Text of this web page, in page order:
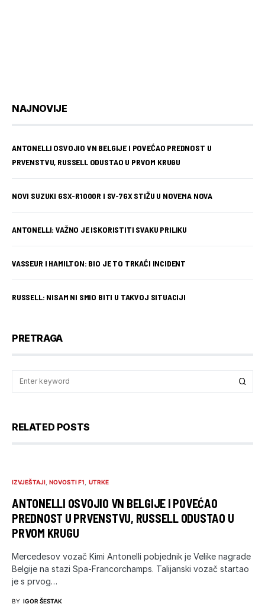
NAJNOVIJE
ANTONELLI OSVOJIO VN BELGIJE I POVEĆAO PREDNOST U
PRVENSTVU, RUSSELL ODUSTAO U PRVOM KRUGU
NOVI SUZUKI GSX-R1000R I SV-7GX STIŽU U NOVEMA NOVA
ANTONELLI: VAŽNO JE ISKORISTITI SVAKU PRILIKU
VASSEUR I HAMILTON: BIO JE TO TRKAĆI INCIDENT
RUSSELL: NISAM NI SMIO BITI U TAKVOJ SITUACIJI
PRETRAGA
RELATED POSTS
IZVJEŠTAJI NOVOSTI F1 UTRKE
ANTONELLI OSVOJIO VN BELGIJE I POVEĆAO
PREDNOST U PRVENSTVU, RUSSELL ODUSTAO U
PRVOM KRUGU
Mercedesov vozač Kimi Antonelli pobjednik je Velike nagrade
Belgije na stazi Spa-Francorchamps. Talijanski vozač startao
je s prvog…
BY IGOR ŠESTAK